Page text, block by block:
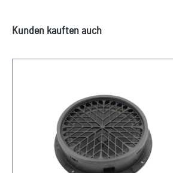
Produktgalerie überspringen
Kunden kauften auch